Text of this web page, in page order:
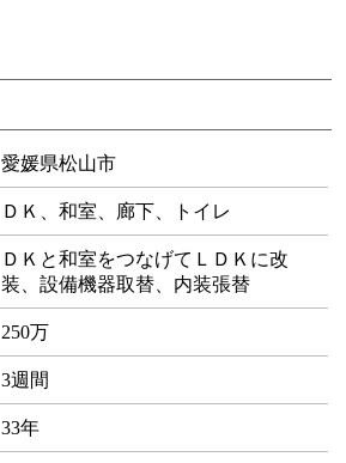
愛媛県松山市
ＤＫ、和室、廊下、トイレ
ＤＫと和室をつなげてＬＤＫに改
装、設備機器取替、内装張替
250万
3週間
33年